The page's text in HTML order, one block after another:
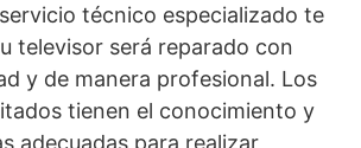
técnico especializado te
televisor será reparado con
y de manera profesional. Los
tienen el conocimiento y
adecuadas para realizar